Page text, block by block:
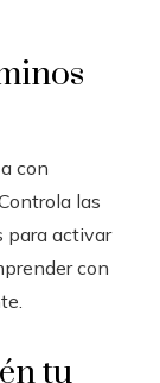
con
las
para activar
con
tu